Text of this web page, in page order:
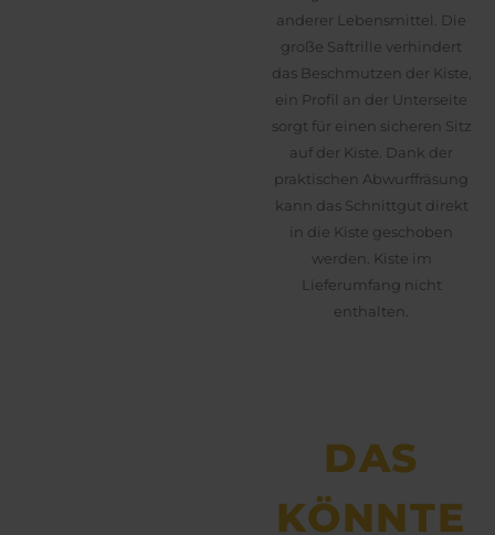
anderer Lebensmittel. Die
große Saftrille verhindert
das Beschmutzen der Kiste,
ein Profil an der Unterseite
sorgt für einen sicheren Sitz
auf der Kiste. Dank der
praktischen Abwurffräsung
kann das Schnittgut direkt
in die Kiste geschoben
werden. Kiste im
Lieferumfang nicht
enthalten.
DAS
KÖNNTE